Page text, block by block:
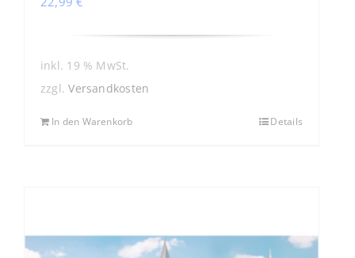
inkl. 19 % MwSt.
zzgl.Versandkosten
In den Warenkorb Details